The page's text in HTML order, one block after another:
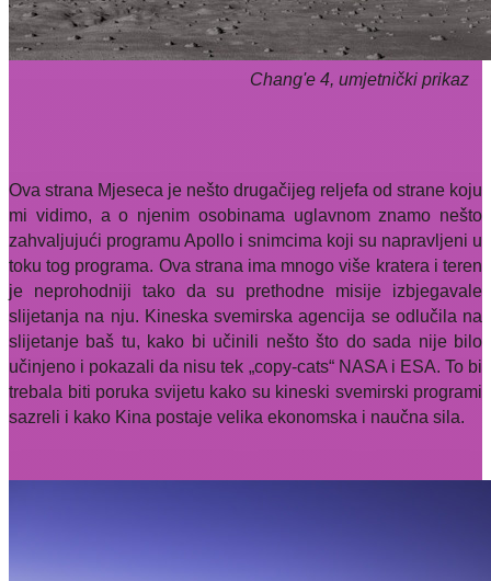
Chang'e 4, umjetnički prikaz
Ova strana Mjeseca je nešto drugačijeg reljefa od strane koju
mi vidimo, a o njenim osobinama uglavnom znamo nešto
zahvaljujući programu Apollo i snimcima koji su napravljeni u
toku tog programa. Ova strana ima mnogo više kratera i teren
je neprohodniji tako da su prethodne misije izbjegavale
slijetanja na nju. Kineska svemirska agencija se odlučila na
slijetanje baš tu, kako bi učinili nešto što do sada nije bilo
učinjeno i pokazali da nisu tek „copy-cats“ NASA i ESA. To bi
trebala biti poruka svijetu kako su kineski svemirski programi
sazreli i kako Kina postaje velika ekonomska i naučna sila.